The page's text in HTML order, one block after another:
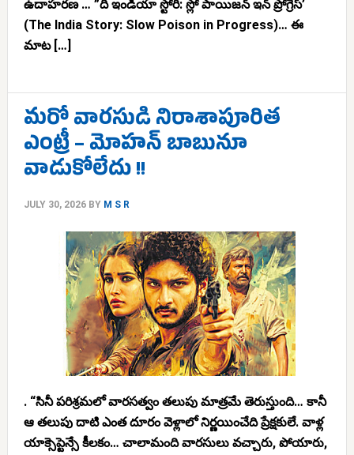
ఉదాహరణ … ”ది ఇండియా స్టోరీ: స్లో పాయిజన్ ఇన్ ప్రోగ్రెస్’
(The India Story: Slow Poison in Progress)… ఈ
మాట […]
మరో వారసుడి నిరాశాపూరిత
ఎంట్రీ – మోహన్‌ బాబునూ
వాడుకోలేదు !!
JULY 30, 2026BY M S R
. “సినీ పరిశ్రమలో వారసత్వం తలుపు మాత్రమే తెరుస్తుంది… కానీ
ఆ తలుపు దాటి ఎంత దూరం వెళ్లాలో నిర్ణయించేది ప్రేక్షకులే. వాళ్ల
యాక్సెప్టెన్సే కీలకం… చాలామంది వారసులు వచ్చారు, పోయారు,